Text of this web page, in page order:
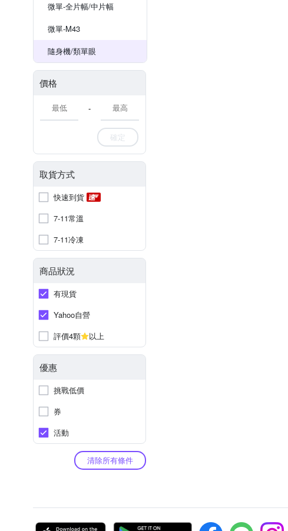
微單-全片幅/中片幅
微單-M43
隨身機/類單眼
價格
-
確定
取貨方式
快速到貨
7-11常溫
7-11冷凍
商品狀況
有現貨
Yahoo自營
評價4顆
以上
優惠
挑戰低價
券
活動
清除所有條件